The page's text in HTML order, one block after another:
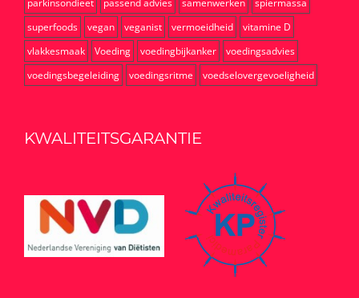
parkinsondieet
passend advies samenwerken
spiermassa
superfoods
vegan veganist vermoeidheid
vitamine D
vlakkesmaak
Voeding voedingbijkanker
voedingsadvies
voedingsbegeleiding
voedingsritme voedselovergevoeligheid
KWALITEITSGARANTIE